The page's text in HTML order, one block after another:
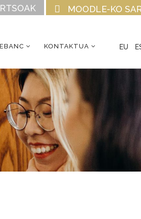
MOODLE-KO
KONTAKTUA EU